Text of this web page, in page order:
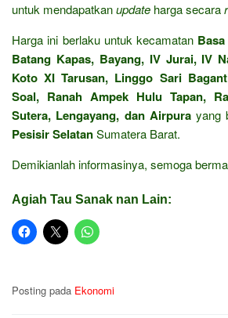
untuk mendapatkanupdate harga secara
Harga ini berlaku untuk kecamatan
Batang Kapas, Bayang, IV Jurai, IV
Koto XI Tarusan, Linggo Sari
Soal, Ranah Ampek Hulu Tapan,
Sutera, Lengayang, dan Airpurayang
Pesisir SelatanSumatera Barat.
Demikianlah informasinya, semoga
Agiah Tau Sanak nan Lain:
Posting pada Ekonomi